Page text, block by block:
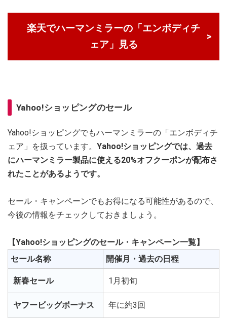
楽天でハーマンミラーの「エンボディチ
ェア」見る
Yahoo!ショッピングのセール
Yahoo!ショッピングでもハーマンミラーの「エンボディチ
ェア」を扱っています。 Yahoo!ショッピングでは、過去
にハーマンミラー製品に使える20%オフクーポンが配布さ
れたことがあるようです。
セール・キャンペーンでもお得になる可能性があるので、
今後の情報をチェックしておきましょう。
【Yahoo!ショッピングのセール・キャンペーン一覧】
セール名称
開催月・過去の日程
新春セール 1月初旬
ヤフービッグボーナス 年に約3回